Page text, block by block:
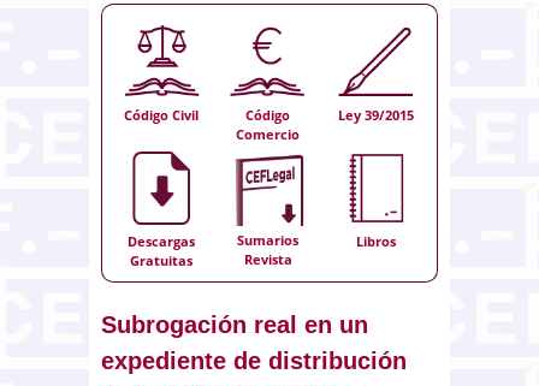
Código Civil
Código
Comercio
Ley 39/2015
Descargas
Gratuitas
Sumarios
Revista
Libros
Subrogación real en un
expediente de distribución